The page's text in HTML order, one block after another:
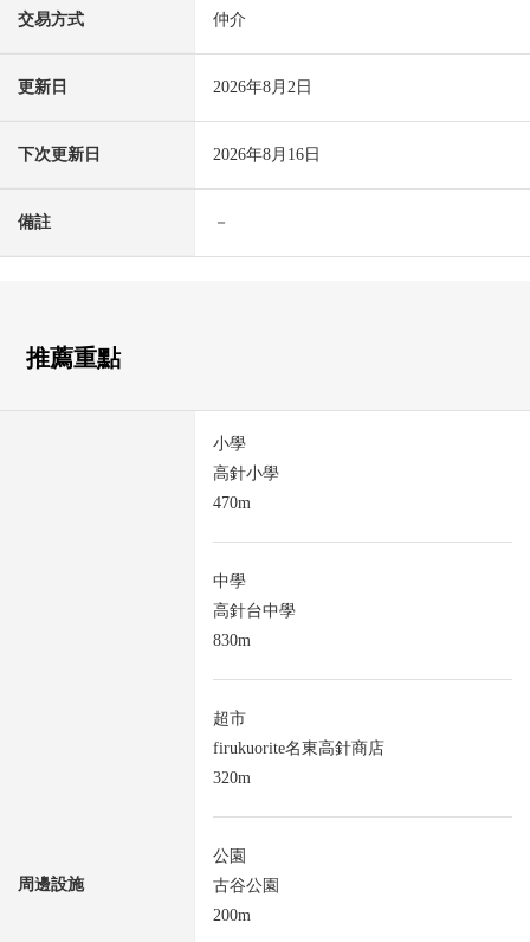
交易方式 仲介
更新日 2026年8月2日
下次更新日 2026年8月16日
備註 －
推薦重點
周邊設施
小學
高針小學
470m
中學
高針台中學
830m
超市
firukuorite名東高針商店
320m
公園
古谷公園
200m